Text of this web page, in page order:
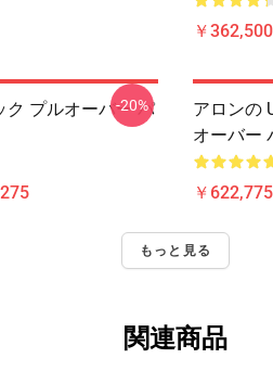
￥
ク プルオーバー パ
-20%
アロンの
オーバー
￥
もっと見る
関連商品